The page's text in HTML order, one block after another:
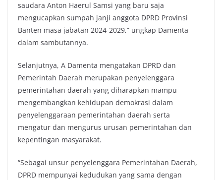
saudara Anton Haerul Samsi yang baru saja
mengucapkan sumpah janji anggota DPRD Provinsi
Banten masa jabatan 2024-2029,” ungkap Damenta
dalam sambutannya.
Selanjutnya, A Damenta mengatakan DPRD dan
Pemerintah Daerah merupakan penyelenggara
pemerintahan daerah yang diharapkan mampu
mengembangkan kehidupan demokrasi dalam
penyelenggaraan pemerintahan daerah serta
mengatur dan mengurus urusan pemerintahan dan
kepentingan masyarakat.
“Sebagai unsur penyelenggara Pemerintahan Daerah,
DPRD mempunyai kedudukan yang sama dengan